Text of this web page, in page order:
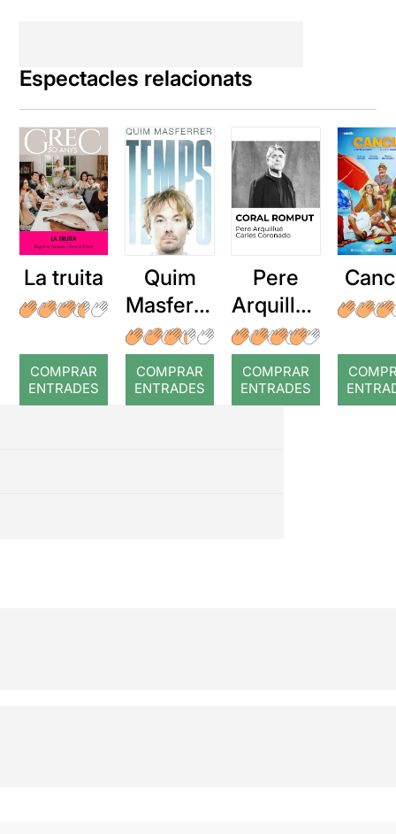
Espectacles relacionats
La truita
COMPRAR
ENTRADES
Quim
Masferre
r: Temps
COMPRAR
ENTRADES
Pere
Arquillué
: Coral
romput
COMPRAR
ENTRADES